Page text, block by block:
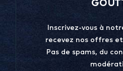
Inscrivez-vous à
recevez nos offres
Pas de spams, du